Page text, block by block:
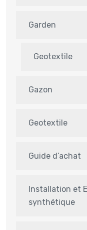
Garden
Geotextile
Gazon
Geotextile
Guide d’achat
Installation et
synthétique